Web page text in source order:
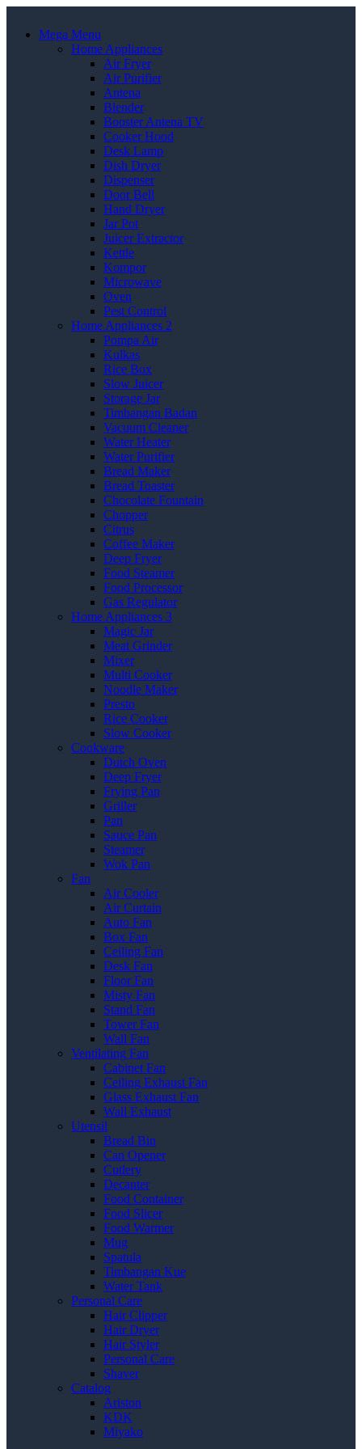
Mega Menu
Home Appliances
Air Fryer
Air Purifier
Antena
Blender
Booster Antena TV
Cooker Hood
Desk Lamp
Dish Dryer
Dispenser
Door Bell
Hand Dryer
Jar Pot
Juicer Extractor
Kettle
Kompor
Microwave
Oven
Pest Control
Home Appliances 2
Pompa Air
Kulkas
Rice Box
Slow Juicer
Storage Jar
Timbangan Badan
Vacuum Cleaner
Water Heater
Water Purifier
Bread Maker
Bread Toaster
Chocolate Fountain
Chopper
Citrus
Coffee Maker
Deep Fryer
Food Steamer
Food Processor
Gas Regulator
Home Appliances 3
Magic Jar
Meat Grinder
Mixer
Multi Cooker
Noodle Maker
Presto
Rice Cooker
Slow Cooker
Cookware
Dutch Oven
Deep Fryer
Frying Pan
Griller
Pan
Sauce Pan
Steamer
Wok Pan
Fan
Air Cooler
Air Curtain
Auto Fan
Box Fan
Ceiling Fan
Desk Fan
Floor Fan
Misty Fan
Stand Fan
Tower Fan
Wall Fan
Ventilating Fan
Cabinet Fan
Ceiling Exhaust Fan
Glass Exhaust Fan
Wall Exhaust
Utensil
Bread Bin
Can Opener
Cutlery
Decanter
Food Container
Food Slicer
Food Warmer
Mug
Spatula
Timbangan Kue
Water Tank
Personal Care
Hair Clipper
Hair Dryer
Hair Styler
Personal Care
Shaver
Catalog
Ariston
KDK
Miyako